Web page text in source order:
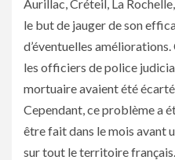
Aurillac, Créteil, La
le but de jauger de son
d’éventuelles
les officiers de police
mortuaire avaient été
Cependant, ce problème a
être fait dans le mois avant
sur tout le territoire français.